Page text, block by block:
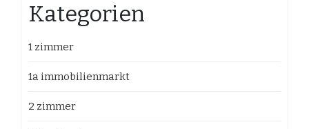
Kategorien
1 zimmer
1a immobilienmarkt
2 zimmer